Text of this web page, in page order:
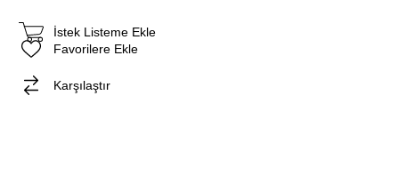
Favorilere Ekle
İstek Listeme Ekle
Karşılaştır